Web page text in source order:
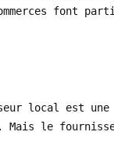
font
local est
le